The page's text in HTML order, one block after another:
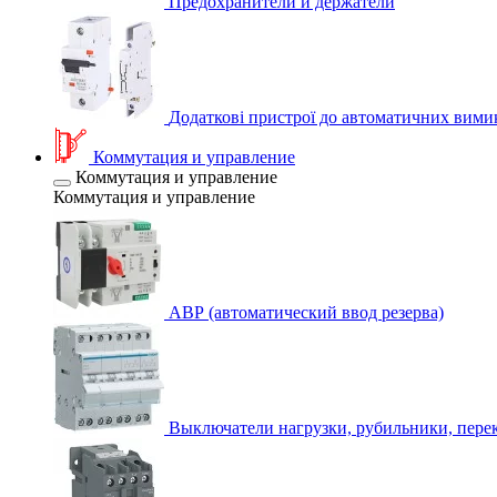
Додаткові пристрої до автоматичних
Коммутация и управление
Коммутация и управление
Коммутация и управление
АВР (автоматический ввод резерва)
Выключатели нагрузки, рубильники,